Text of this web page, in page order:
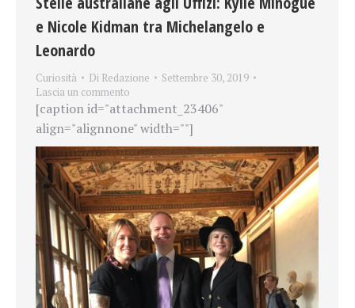
e Nicole Kidman tra Michelangelo e
Leonardo
Curiosità Di Redazione
Settembre 30, 2019
Lascia un commento
[caption id="attachment_23406"
align="alignnone" width=""]